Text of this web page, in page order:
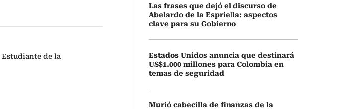
de la
Las frases que dejó el discurso de
Abelardo de la Espriella: aspectos
clave para su Gobierno
Estados Unidos anuncia que destinará
US$1.000 millones para Colombia en
temas de seguridad
Murió cabecilla de finanzas de la